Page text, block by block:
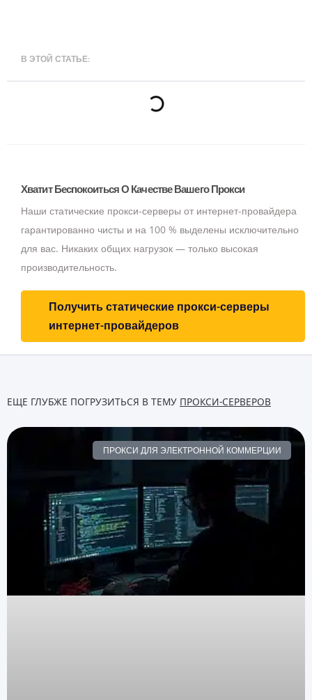
В ЭТОЙ СТАТЬЕ:
Хватит Беспокоиться О Качестве Вашего Прокси
Наши статические прокси-серверы от интернет-провайдера
гарантированно чисты и на 100 % выделены исключительно
для вас. Никаких общих нагрузок — только высокая
производительность.
Получить статические прокси-серверы
интернет-провайдеров
ЕЩЕ ГЛУБЖЕ ПОГРУЗИТЬСЯ В ТЕМУ ПРОКСИ-СЕРВЕРОВ
ПРОКСИ ДЛЯ ЭЛЕКТРОННОЙ КОММЕРЦИИ